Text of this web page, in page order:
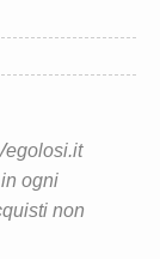
ogni
non